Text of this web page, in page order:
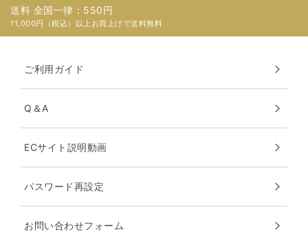
送料 全国一律：550円
11,000円（税込）以上お買上げで送料無料
ご利用ガイド
Q＆A
ECサイト説明動画
パスワード再設定
お問い合わせフォーム